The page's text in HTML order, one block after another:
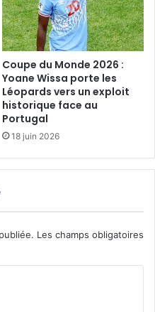
Coupe du Monde 2026 :
Yoane Wissa porte les
Léopards vers un exploit
historique face au
Portugal
18 juin 2026
Les champs obligatoires